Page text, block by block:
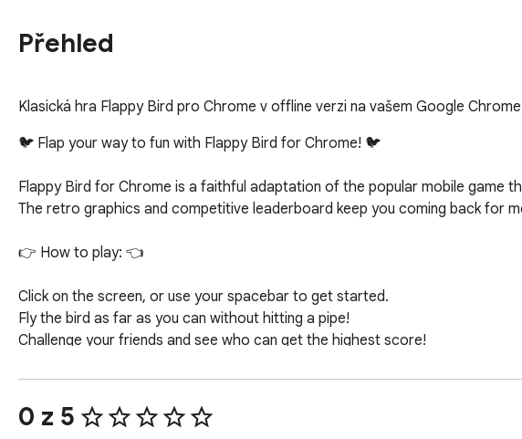
Přehled
Klasická hra Flappy Bird pro Chrome v offline verzi na vašem Google
🐦 Flap your way to fun with Flappy Bird for Chrome! 🐦
Flappy Bird for Chrome is a faithful adaptation of the popular mobile game
The retro graphics and competitive leaderboard keep you coming back for
👉 How to play: 👈
Click on the screen, or use your spacebar to get started.
Fly the bird as far as you can without hitting a pipe!
Challenge your friends and see who can get the highest score!
No internet required: play offline anytime, anywhere.
No ads or in-app purchases: enjoy this captivating arcade game without any
Safe and secure: the extension requires minimal permissions and does not
0 z 5